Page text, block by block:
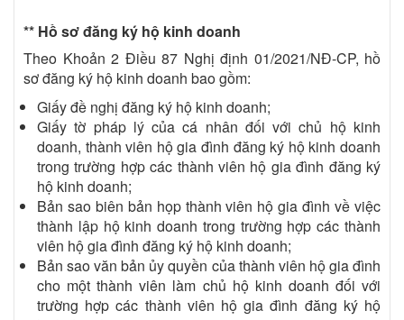
** Hồ sơ đăng ký hộ kinh doanh
Theo Khoản 2 Điều 87 Nghị định 01/2021/NĐ-CP, hồ
sơ đăng ký hộ kinh doanh bao gồm:
Giấy đề nghị đăng ký hộ kinh doanh;
Giấy tờ pháp lý của cá nhân đối với chủ hộ kinh
doanh, thành viên hộ gia đình đăng ký hộ kinh doanh
trong trường hợp các thành viên hộ gia đình đăng ký
hộ kinh doanh;
Bản sao biên bản họp thành viên hộ gia đình về việc
thành lập hộ kinh doanh trong trường hợp các thành
viên hộ gia đình đăng ký hộ kinh doanh;
Bản sao văn bản ủy quyền của thành viên hộ gia đình
cho một thành viên làm chủ hộ kinh doanh đối với
trường hợp các thành viên hộ gia đình đăng ký hộ